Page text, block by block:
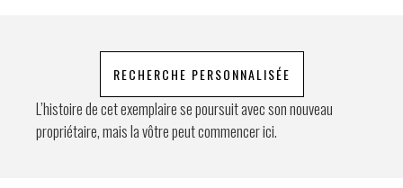
RECHERCHE PERSONNALISÉE
L’histoire de cet exemplaire se poursuit avec son nouveau
propriétaire, mais la vôtre peut commencer ici.